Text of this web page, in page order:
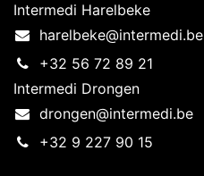
Intermedi Harelbeke
harelbeke@intermedi.be
+32 56 72 89 21
Intermedi Drongen
drongen@intermedi.be
+32 9 227 90 15